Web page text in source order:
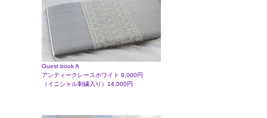
Guest book A
アンティークレースホワイト 9,000円
（イニシャル刺繍入り）14,000円